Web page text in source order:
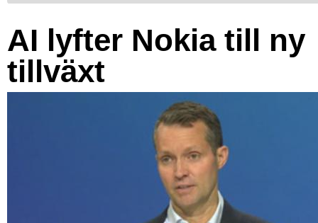
AI lyfter Nokia till ny
tillväxt